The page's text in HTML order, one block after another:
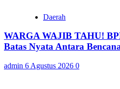
Daerah
WARGA WAJIB TAHU!
Batas Nyata Antara
admin 6 Agustus 2026 0